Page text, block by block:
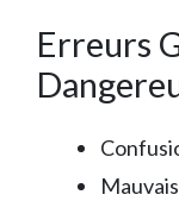
Erreurs